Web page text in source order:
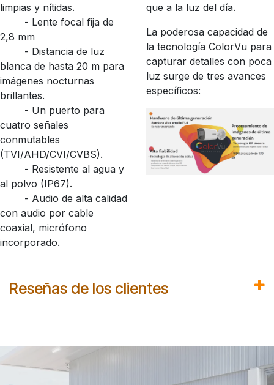
limpias y nítidas.
​- Lente focal fija de
2,8 mm
​- Distancia de luz
blanca de hasta 20 m para
imágenes nocturnas
brillantes.
​- Un puerto para
cuatro señales
conmutables
(TVI/AHD/CVI/CVBS).
​- Resistente al agua y
al polvo (IP67).
​- Audio de alta calidad
con audio por cable
coaxial, micrófono
incorporado.
que a la luz del día.
La poderosa capacidad de
la tecnología ColorVu para
capturar detalles con poca
luz surge de tres avances
específicos:
Reseñas de los clientes